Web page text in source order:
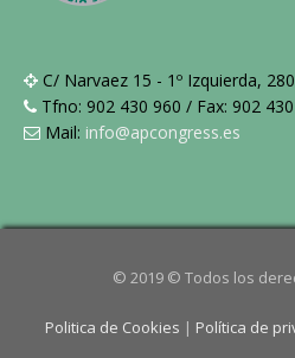
C/ Narvaez 15 - 1º Izquierda,
Tfno: 902 430 960 / Fax: 902
Mail: info@apcongress.es
© 2019 © Todos los
Politica de Cookies | Política de